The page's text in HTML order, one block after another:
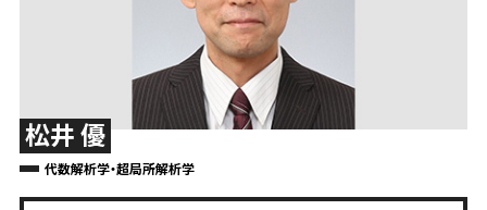
松井 優
代数解析学・超局所解析学